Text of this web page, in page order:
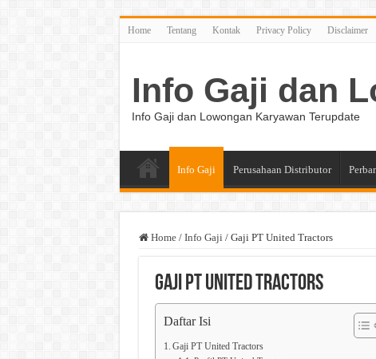
Home Tentang Kontak Privacy Policy Disclaimer
Info Gaji dan
Info Gaji dan Lowongan Karyawan Terupdate
Info Gaji Perusahaan Distributor
Home / Info Gaji / Gaji PT United Tractors
Gaji PT United Tractors
Daftar Isi
Gaji PT United Tractors